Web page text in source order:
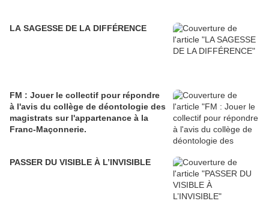
LA SAGESSE DE LA DIFFÉRENCE
FM : Jouer le collectif pour répondre
à l'avis du collège de déontologie des
magistrats sur l'appartenance à la
Franc-Maçonnerie.
PASSER DU VISIBLE À L’INVISIBLE